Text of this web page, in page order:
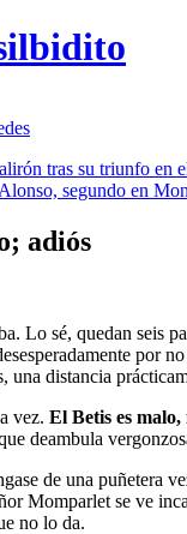
tras su triunfo en
segundo en
adiós
Lo sé, quedan seis
por
una distancia
vez. El Betis es
deambula
de una puñetera
Momparlet se ve
no lo da.